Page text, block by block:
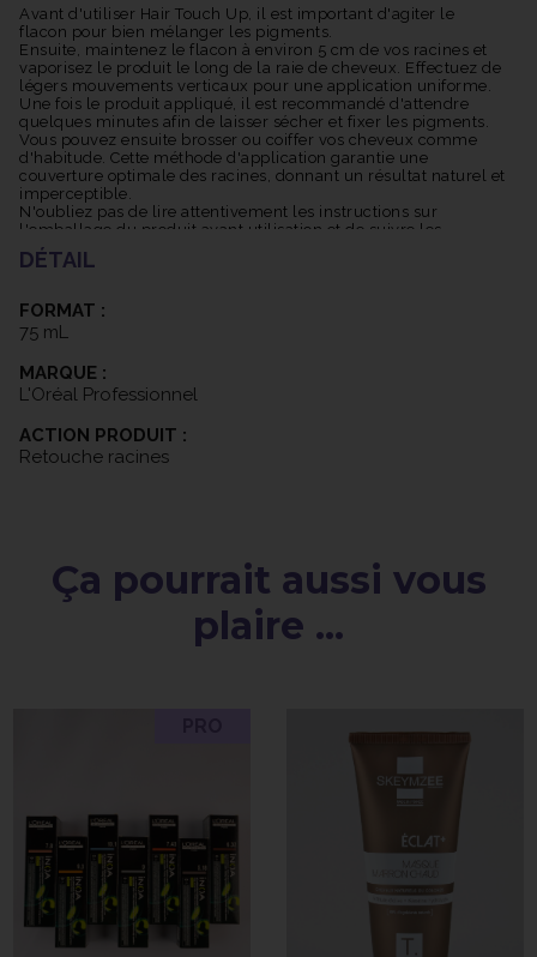
à la transpiration et à l'eau ce qui vous permet de conserver une
apparence impeccable même lors d'activités physiques ou par
temps humide
L'effet s'estompe simplement après un shampooing, vous offrant
ainsi la possibilité de réappliquer le produit selon vos besoins.
Hair Touch Up est donc un outil pratique et efficace pour
maintenir une apparence soignée entre deux colorations, vous
permettant de garder vos racines parfaitement camouflées
jusqu'à votre prochaine visite chez le coiffeur.
Avant d'utiliser Hair Touch Up, il est important d'agiter le
flacon pour bien mélanger les pigments.
Ensuite, maintenez le flacon à environ 5 cm de vos racines et
vaporisez le produit le long de la raie de cheveux. Effectuez de
légers mouvements verticaux pour une application uniforme.
Une fois le produit appliqué, il est recommandé d'attendre
quelques minutes afin de laisser sécher et fixer les pigments.
Vous pouvez ensuite brosser ou coiffer vos cheveux comme
d'habitude. Cette méthode d'application garantie une
couverture optimale des racines, donnant un résultat naturel et
imperceptible.
N'oubliez pas de lire attentivement les instructions sur
l'emballage du produit avant utilisation et de suivre les
recommandations spécifiques du fabricant pour obtenir les
meilleurs résultats.
DÉTAIL
FORMAT :
75 mL
MARQUE :
L'Oréal Professionnel
ACTION PRODUIT :
Retouche racines
Ça pourrait aussi vous
plaire ...